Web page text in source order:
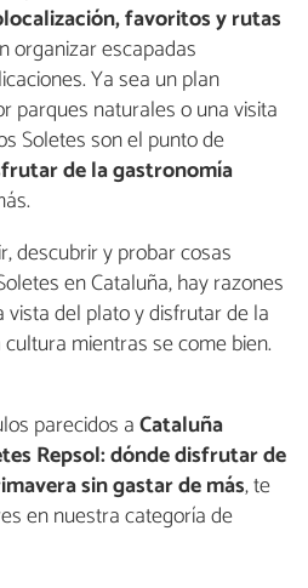
favoritos y rutas
organizar escapadas
Ya sea un plan
parques naturales o una visita
Soletes son el punto de
de la gastronomía
descubrir y probar cosas
en Cataluña, hay razones
del plato y disfrutar de la
mientras se come bien.
parecidos aCataluña
Repsol: dónde disfrutar de
sin gastar de más, te
en nuestra categoría de